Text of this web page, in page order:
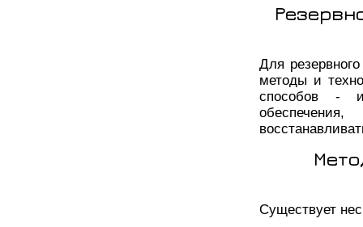
Для
методы и
способов -
Существует